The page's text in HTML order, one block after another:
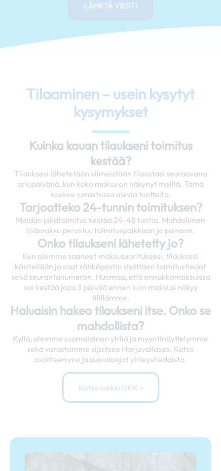
LÄHETÄ VIESTI
Tilaaminen – usein kysytyt
kysymykset
Kuinka kauan tilaukseni toimitus
kestää?
Tilauksesi lähetetään viimeistään tilaustasi seuraavana
arkipäivänä, kun koko maksu on näkynyt meillä. Tämä
koskee varastossa olevia tuotteita.
Tarjoatteko 24-tunnin toimituksen?
Meidän pikatoimitus kestää 24-48 tuntia. Mahdollinen
lisämaksu perustuu toimituspaikkaan ja painoon.
Onko tilaukseni lähetetty jo?
Kun olemme saaneet maksusuorituksesi, tilauksesi
käsitellään ja saat sähköpostin sisältäen toimitustiedot
sekä seurantanumeron. Huomaa, että ennakkomaksuissa
voi kestää jopa 3 päivää ennen kuin maksusi näkyy
tilillämme.
Haluaisin hakea tilaukseni itse. Onko se
mahdollista?
Kyllä, olemme suomalainen yhtiö ja myyntinäyttelymme
sekä varastomme sijaitsee Harjavallassa. Katso
osoitteemme ja aukioloajat yhteystiedoista.
Katso kaikki UKK »